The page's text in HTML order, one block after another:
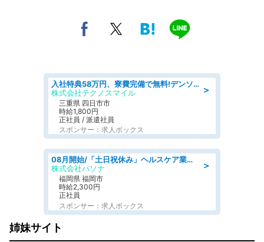
＞
入社特典58万円、寮費完備で無料!デンソーで働こう!自動車工場で小型部品の検査業務 denso aichi
株式会社テクノスマイル
三重県 四日市市
時給1,800円
正社員 / 派遣社員
スポンサー：求人ボックス
＞
08月開始/「土日祝休み」ヘルスケア業界の産業保健師/高時給/未経験OK/要資格:保健師、正看護師
株式会社パソナ
福岡県 福岡市
時給2,300円
正社員
スポンサー：求人ボックス
姉妹サイト